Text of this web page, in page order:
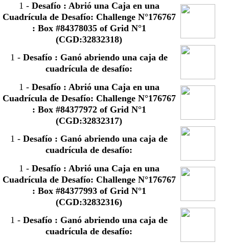
1 - Desafío : Abrió una Caja en una
Cuadrícula de Desafío: Challenge N°176767
: Box #84378035 of Grid N°1
(CGD:32832318)
1 -Desafío : Ganó abriendo una caja de
cuadrícula de desafío:
1 - Desafío : Abrió una Caja en una
Cuadrícula de Desafío: Challenge N°176767
: Box #84377972 of Grid N°1
(CGD:32832317)
1 -Desafío : Ganó abriendo una caja de
cuadrícula de desafío:
1 - Desafío : Abrió una Caja en una
Cuadrícula de Desafío: Challenge N°176767
: Box #84377993 of Grid N°1
(CGD:32832316)
1 -Desafío : Ganó abriendo una caja de
cuadrícula de desafío: